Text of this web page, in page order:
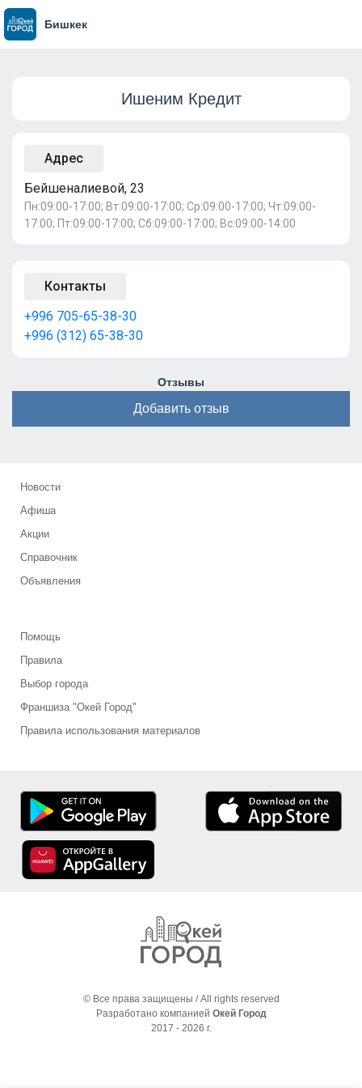
Бишкек
Ишеним Кредит
Адрес
Бейшеналиевой, 23
Пн:09:00-17:00; Вт:09:00-17:00; Ср:09:00-17:00; Чт:09:00-
17:00; Пт:09:00-17:00; Сб:09:00-17:00; Вс:09:00-14:00
Контакты
+996 705-65-38-30
+996 (312) 65-38-30
Отзывы
Добавить отзыв
Новости
Афиша
Акции
Справочник
Объявления
Помощь
Правила
Выбор города
Франшиза "Окей Город"
Правила использования материалов
© Все права защищены / All rights reserved
Разработано компанией Окей Город
2017 - 2026 г.